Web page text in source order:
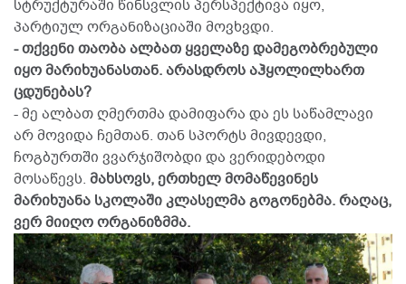
სტრუქტურაში წინსვლის პერსპექტივა იყო,
პარტიულ ორგანიზაციაში მოვხვდი.
- თქვენი თაობა ალბათ ყველაზე დამეგობრებული
იყო მარიხუანასთან. არასდროს აჰყოლილხართ
ცდუნებას?
- მე ალბათ ღმერთმა დამიფარა და ეს საწამლავი
არ მოვიდა ჩემთან. თან სპორტს მივდევდი,
ჩოგბურთში ვვარჯიშობდი და ვერიდებოდი
მოსაწევს. მახსოვს, ერთხელ მომაწევინეს
მარიხუანა სკოლაში კლასელმა გოგონებმა. რაღაც,
ვერ მიიღო ორგანიზმმა.